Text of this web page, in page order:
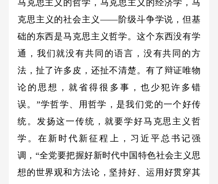
马克思主义的哲学，马克思主义的经济学，马
克思主义的社会主义——阶级斗争学说，但基
础的东西是马克思主义哲学。这个东西没有学
通，我们就没有共同的语言，没有共同的方
法，扯了许多皮，还扯不清楚。有了辩证唯物
论的思想，就省得很多事，也少犯许多错
误。”学哲学、用哲学，是我们党的一个好传
统。发扬这一传统，就要学好马克思主义哲
学。在新时代新征程上，习近平总书记强
调，“全党要把握好新时代中国特色社会主义思
想的世界观和方法论，坚持好、运用好贯穿其